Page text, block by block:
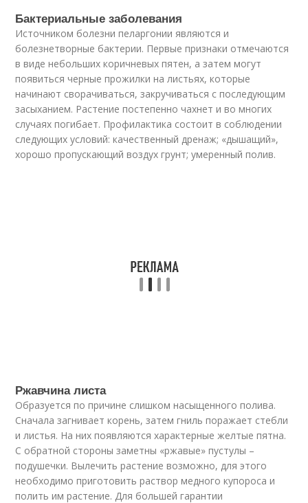
Бактериальные заболевания
Источником болезни пеларгонии являются и
болезнетворные бактерии. Первые признаки отмечаются
в виде небольших коричневых пятен, а затем могут
появиться черные прожилки на листьях, которые
начинают сворачиваться, закручиваться с последующим
засыханием. Растение постепенно чахнет и во многих
случаях погибает. Профилактика состоит в соблюдении
следующих условий: качественный дренаж; «дышащий»,
хорошо пропускающий воздух грунт; умеренный полив.
Ржавчина листа
Образуется по причине слишком насыщенного полива.
Сначала загнивает корень, затем гниль поражает стебли
и листья. На них появляются характерные желтые пятна.
С обратной стороны заметны «ржавые» пустулы –
подушечки. Вылечить растение возможно, для этого
необходимо приготовить раствор медного купороса и
полить им растение. Для большей гарантии